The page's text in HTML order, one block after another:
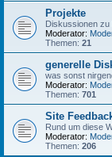
Projekte
Diskussionen zu
Moderator:
Themen: 21
generelle
was sonst
Moderator:
Themen: 701
Site
Rund um diese
Moderator:
Themen: 206